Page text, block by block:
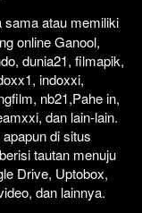
sama atau memiliki
online Ganool,
dunia21, filmapik,
indoxxi,
nb21,Pahe in,
dan lain-lain.
di situs
tautan menuju
Drive, Uptobox,
dan lainnya.